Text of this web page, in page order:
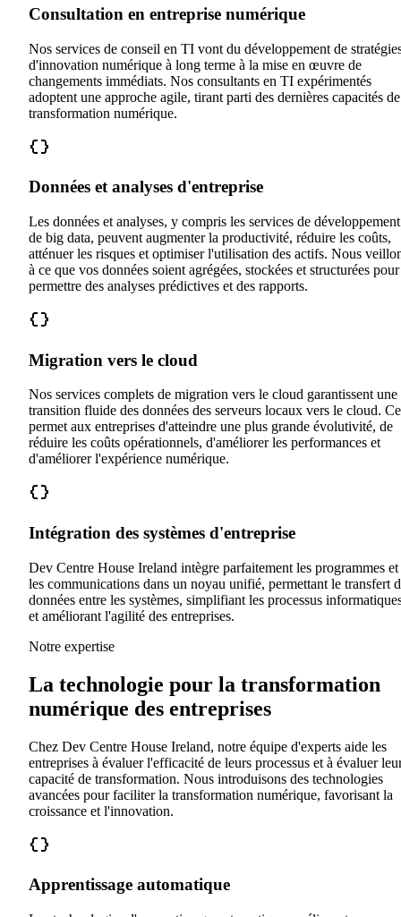
Consultation en entreprise numérique
Nos services de conseil en TI vont du développement de
d'innovation numérique à long terme à la mise en œuvre de
changements immédiats. Nos consultants en TI expérimentés
adoptent une approche agile, tirant parti des dernières capacités de
transformation numérique.
Données et analyses d'entreprise
Les données et analyses, y compris les services de développement
de big data, peuvent augmenter la productivité, réduire les coûts,
atténuer les risques et optimiser l'utilisation des actifs. Nous
à ce que vos données soient agrégées, stockées et structurées pour
permettre des analyses prédictives et des rapports.
Migration vers le cloud
Nos services complets de migration vers le cloud garantissent une
transition fluide des données des serveurs locaux vers le cloud.
permet aux entreprises d'atteindre une plus grande évolutivité, de
réduire les coûts opérationnels, d'améliorer les performances et
d'améliorer l'expérience numérique.
Intégration des systèmes d'entreprise
Dev Centre House Ireland intègre parfaitement les programmes et
les communications dans un noyau unifié, permettant le transfert
données entre les systèmes, simplifiant les processus
et améliorant l'agilité des entreprises.
Notre expertise
La technologie pour la transformation
numérique des entreprises
Chez Dev Centre House Ireland, notre équipe d'experts aide les
entreprises à évaluer l'efficacité de leurs processus et à évaluer
capacité de transformation. Nous introduisons des technologies
avancées pour faciliter la transformation numérique, favorisant la
croissance et l'innovation.
Apprentissage automatique